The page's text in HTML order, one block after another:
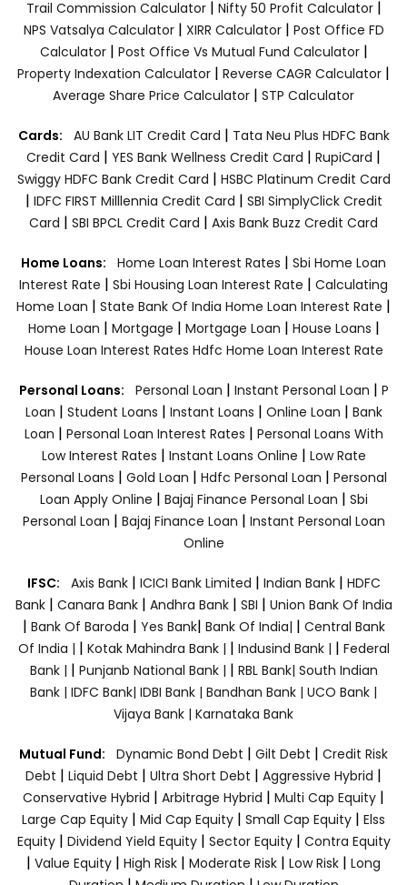
Trail Commission Calculator| Nifty 50 Profit Calculator|
NPS Vatsalya Calculator| XIRR Calculator| Post Office FD
Calculator| Post Office Vs Mutual Fund Calculator|
Property Indexation Calculator | Reverse CAGR Calculator |
Average Share Price Calculator | STP Calculator
Cards: AU Bank LIT Credit Card | Tata Neu Plus HDFC Bank
Credit Card | YES Bank Wellness Credit Card | RupiCard |
Swiggy HDFC Bank Credit Card | HSBC Platinum Credit Card
| IDFC FIRST Milllennia Credit Card | SBI SimplyClick Credit
Card | SBI BPCL Credit Card | Axis Bank Buzz Credit Card
Home Loans: Home Loan Interest Rates | Sbi Home Loan
Interest Rate | Sbi Housing Loan Interest Rate | Calculating
Home Loan | State Bank Of India Home Loan Interest Rate |
Home Loan | Mortgage | Mortgage Loan | House Loans |
House Loan Interest Rates Hdfc Home Loan Interest Rate
Personal Loans: Personal Loan | Instant Personal Loan | P
Loan | Student Loans | Instant Loans | Online Loan | Bank
Loan | Personal Loan Interest Rates | Personal Loans With
Low Interest Rates | Instant Loans Online | Low Rate
Personal Loans | Gold Loan | Hdfc Personal Loan | Personal
Loan Apply Online | Bajaj Finance Personal Loan | Sbi
Personal Loan | Bajaj Finance Loan | Instant Personal Loan
Online
IFSC: Axis Bank | ICICI Bank Limited | Indian Bank | HDFC
Bank| Canara Bank | Andhra Bank| SBI | Union Bank Of India
| Bank Of Baroda | Yes Bank| Bank Of India| | Central Bank
Of India | | Kotak Mahindra Bank | | Indusind Bank | | Federal
Bank | | Punjanb National Bank | | RBL Bank| South Indian
Bank | IDFC Bank| IDBI Bank | Bandhan Bank | UCO Bank |
Vijaya Bank | Karnataka Bank
Mutual Fund: Dynamic Bond Debt | Gilt Debt | Credit Risk
Debt | Liquid Debt | Ultra Short Debt | Aggressive Hybrid |
Conservative Hybrid | Arbitrage Hybrid | Multi Cap Equity |
Large Cap Equity | Mid Cap Equity | Small Cap Equity | Elss
Equity| Dividend Yield Equity| Sector Equity | Contra Equity
| Value Equity | High Risk | Moderate Risk | Low Risk | Long